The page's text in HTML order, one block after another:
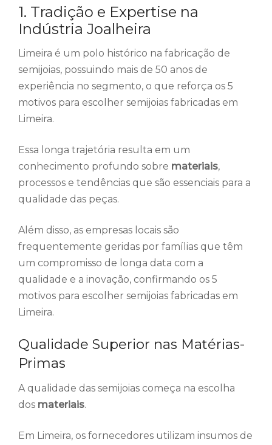
1. Tradição e Expertise na
Indústria Joalheira
Limeira é um polo histórico na fabricação de
semijoias, possuindo mais de 50 anos de
experiência no segmento, o que reforça os 5
motivos para escolher semijoias fabricadas em
Limeira.
Essa longa trajetória resulta em um
conhecimento profundo sobre materiais,
processos e tendências que são essenciais para a
qualidade das peças.
Além disso, as empresas locais são
frequentemente geridas por famílias que têm
um compromisso de longa data com a
qualidade e a inovação, confirmando os 5
motivos para escolher semijoias fabricadas em
Limeira.
Qualidade Superior nas Matérias-
Primas
A qualidade das semijoias começa na escolha
dos materiais.
Em Limeira, os fornecedores utilizam insumos de